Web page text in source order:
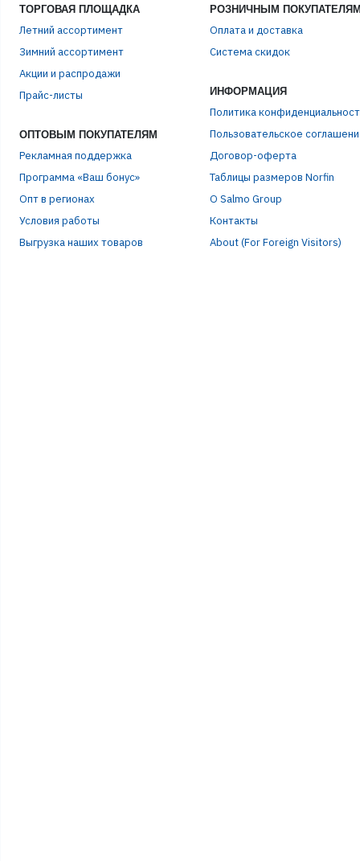
ТОРГОВАЯ ПЛОЩАДКА
Летний ассортимент
Зимний ассортимент
Акции и распродажи
Прайс-листы
ОПТОВЫМ ПОКУПАТЕЛЯМ
Рекламная поддержка
Программа «Ваш бонус»
Опт в регионах
Условия работы
Выгрузка наших товаров
РОЗНИЧНЫМ
Оплата и доставка
Система скидок
ИНФОРМАЦИЯ
Политика
Пользовательское
Договор-оферта
Таблицы размеров Norfin
О Salmo Group
Контакты
About (For Foreign Visitors)